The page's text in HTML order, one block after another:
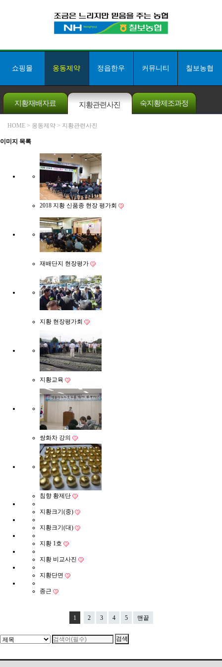
쇼핑몰 옹동제약 정읍한우 커뮤니티 칠보농협
지황재배자료 지황관련사진 숙지황제조과정
063-532-8011
063-534-3007
5만원이상 구매시
무료배송!
517142-51-013245
칠보농협옹동제약
HOME > 옹동제약 > 지황관련사진
이미지 목록
2018 지황 신품종 현장 평가회
재배단지 현장평가
지황 현장평가회
지황교육
쌍화차 강의
침향 황제단
지황크기(중)
지황크기(대)
지황 1호
지황 비교사진
지황단면
종근
1 2 3 4 5 맨끝